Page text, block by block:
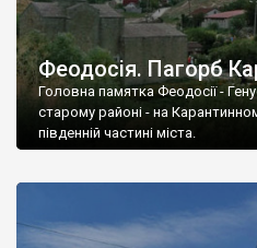
Феодосія. Пагорб
Головна памятка Феодосії -
старому районі - на
південній частині міста.